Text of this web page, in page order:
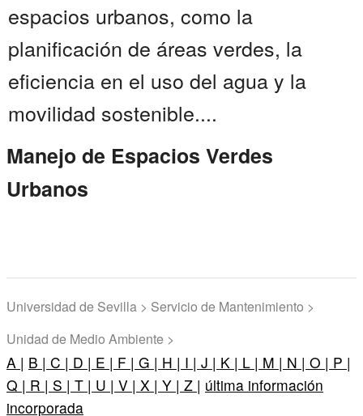
espacios urbanos, como la
planificación de áreas verdes, la
eficiencia en el uso del agua y la
movilidad sostenible....
Manejo de Espacios Verdes
Urbanos
Universidad de Sevilla > Servicio de Mantenimiento >
Unidad de Medio Ambiente >
A | B | C | D | E | F | G | H | I | J | K | L | M | N | O | P |
Q | R | S | T | U | V | X | Y | Z | última información
incorporada